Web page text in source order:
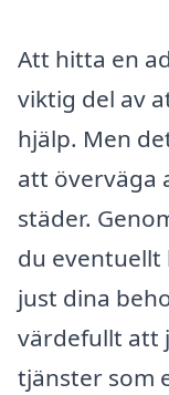
Att hitta en
viktig del av
hjälp. Men
att överväga
städer.
du eventuellt
just dina
värdefullt att
tjänster som